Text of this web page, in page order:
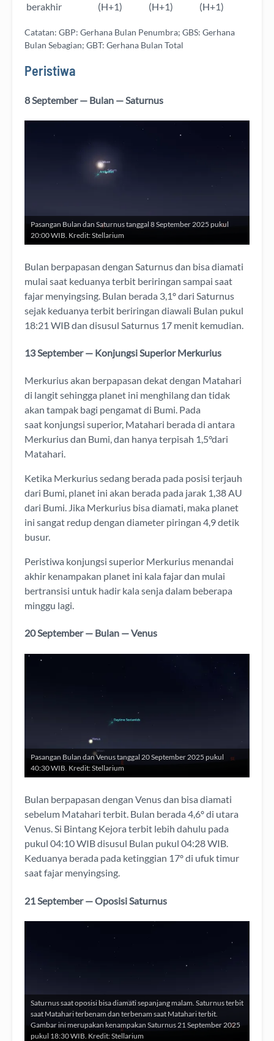
berakhir
(H+1)
(H+1)
(H+1)
Catatan: GBP: Gerhana Bulan Penumbra; GBS: Gerhana
Bulan Sebagian; GBT: Gerhana Bulan Total
Peristiwa
8 September — Bulan — Saturnus
Pasangan Bulan dan Saturnus tanggal 8 September 2025 pukul
20:00 WIB. Kredit: Stellarium
Bulan berpapasan dengan Saturnus dan bisa diamati
mulai saat keduanya terbit beriringan sampai saat
fajar menyingsing. Bulan berada 3,1º dari Saturnus
sejak keduanya terbit beriringan diawali Bulan pukul
18:21 WIB dan disusul Saturnus 17 menit kemudian.
13 September — Konjungsi Superior Merkurius
Merkurius akan berpapasan dekat dengan Matahari
di langit sehingga planet ini menghilang dan tidak
akan tampak bagi pengamat di Bumi. Pada
saat konjungsi superior, Matahari berada di antara
Merkurius dan Bumi, dan hanya terpisah 1,5°dari
Matahari.
Ketika Merkurius sedang berada pada posisi terjauh
dari Bumi, planet ini akan berada pada jarak 1,38 AU
dari Bumi. Jika Merkurius bisa diamati, maka planet
ini sangat redup dengan diameter piringan 4,9 detik
busur.
Peristiwa konjungsi superior Merkurius menandai
akhir kenampakan planet ini kala fajar dan mulai
bertransisi untuk hadir kala senja dalam beberapa
minggu lagi.
20 September — Bulan — Venus
Pasangan Bulan dan Venus tanggal 20 September 2025 pukul
40:30 WIB. Kredit: Stellarium
Bulan berpapasan dengan Venus dan bisa diamati
sebelum Matahari terbit. Bulan berada 4,6º di utara
Venus. Si Bintang Kejora terbit lebih dahulu pada
pukul 04:10 WIB disusul Bulan pukul 04:28 WIB.
Keduanya berada pada ketinggian 17º di ufuk timur
saat fajar menyingsing.
21 September — Oposisi Saturnus
Saturnus saat oposisi bisa diamati sepanjang malam. Saturnus terbit
saat Matahari terbenam dan terbenam saat Matahari terbit.
Gambar ini merupakan kenampakan Saturnus 21 September 2025
pukul 18:30 WIB. Kredit: Stellarium